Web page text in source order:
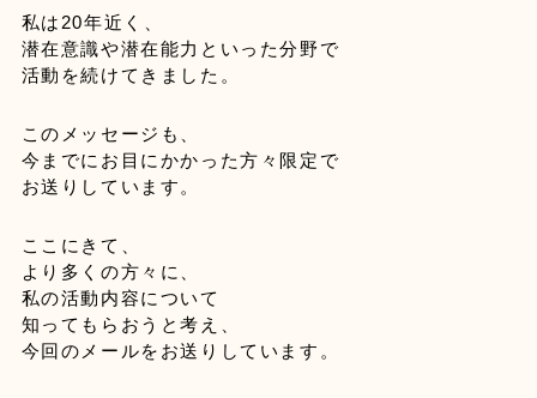
私は20年近く、
潜在意識や潜在能力といった分野で
活動を続けてきました。
このメッセージも、
今までにお目にかかった方々限定で
お送りしています。
ここにきて、
より多くの方々に、
私の活動内容について
知ってもらおうと考え、
今回のメールをお送りしています。